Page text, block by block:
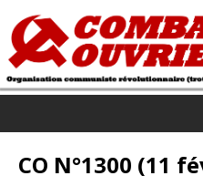
CO N°1300 (11